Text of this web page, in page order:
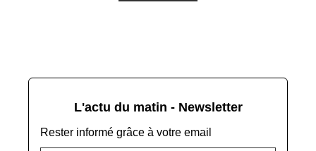
L'actu du matin - Newsletter
Rester informé grâce à votre email